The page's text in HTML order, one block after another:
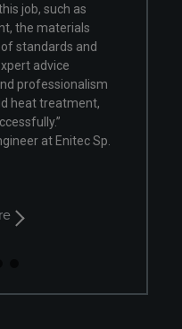
“Rising industry expectations
tight cooperation approach in
execution phase. Continuous
focus and non-routine
improve every time, every
- Zdzisław Szwajca, Project
Technologist, SHI FW Energia